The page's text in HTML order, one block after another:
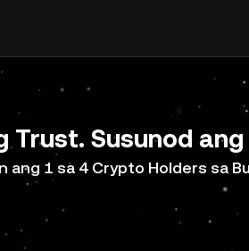
Trust. Susunod
ang 1 sa 4 Crypto Holders sa